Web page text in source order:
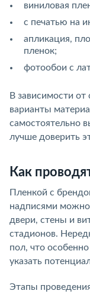
виниловая
с печатью на
апликация,
пленок;
фотообои с
В зависимости
варианты
самостоятельно
лучше доверить
Как
Пленкой с
надписями можно
двери, стены и
стадионов.
пол, что
указать
Этапы